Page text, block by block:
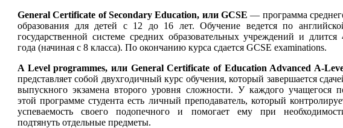
General Certificate of Secondary Education, или GCSE — программа
образования для детей с 12 до 16 лет. Обучение ведется по
государственной системе средних образовательных учреждений и длится
года (начиная с 8 класса). По окончанию курса сдается GCSE examinations.
A Level programmes, или General Certificate of Education Advanced A-
представляет собой двухгодичный курс обучения, который завершается
выпускного экзамена второго уровня сложности. У каждого учащегося
этой программе студента есть личный преподаватель, который
успеваемость своего подопечного и помогает ему при
подтянуть отдельные предметы.